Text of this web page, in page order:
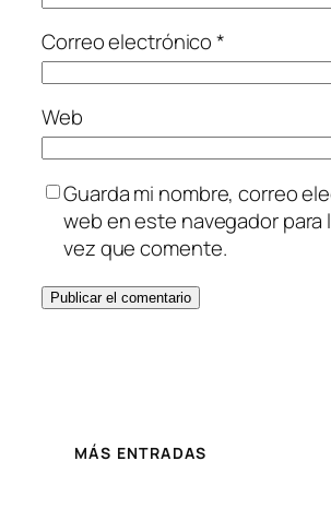
Correo electrónico*
Web
Guarda mi nombre, correo
web en este navegador para
vez que comente.
MÁS ENTRADAS